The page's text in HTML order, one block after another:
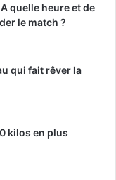
quelle heure et de
le match ?
qui fait rêver la
kilos en plus